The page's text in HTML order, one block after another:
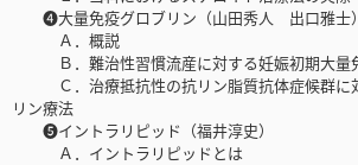
❹大量免疫グロブリン（山田秀人 出口雅士）
Ａ．概説
Ｂ．難治性習慣流産に対する妊娠初期大量
Ｃ．治療抵抗性の抗リン脂質抗体症候群に
リン療法
❺イントラリピッド（福井淳史）
Ａ．イントラリピッドとは